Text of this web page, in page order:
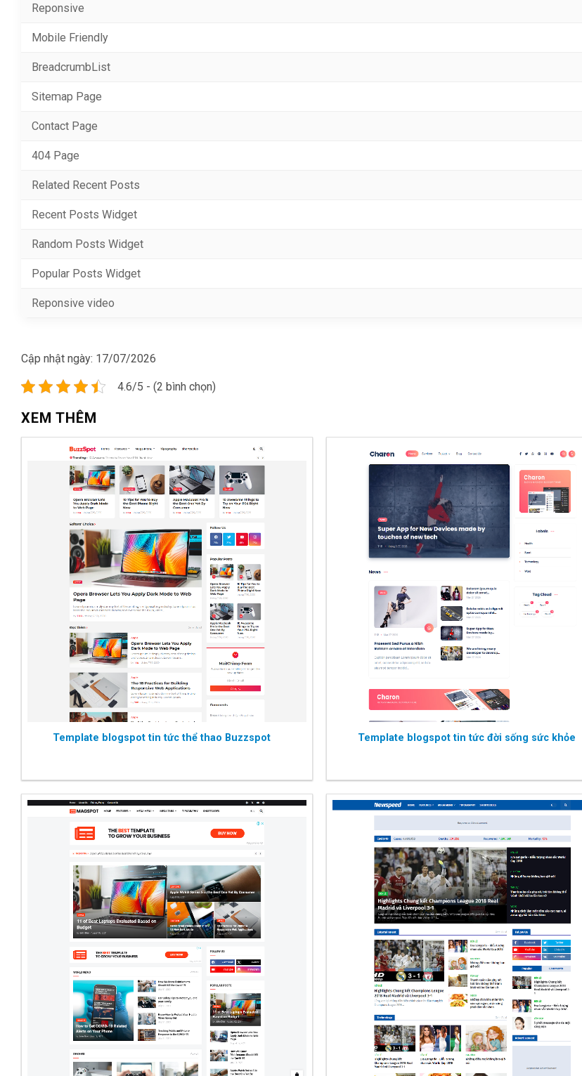
Reponsive
Mobile Friendly
BreadcrumbList
Sitemap Page
Contact Page
404 Page
Related Recent Posts
Recent Posts Widget
Random Posts Widget
Popular Posts Widget
Reponsive video
Cập nhật ngày: 17/07/2026
4.6/5 - (2 bình chọn)
XEM THÊM
Template blogspot tin tức thể thao Buzzspot Template blogspot tin tức đời sống sức khỏe